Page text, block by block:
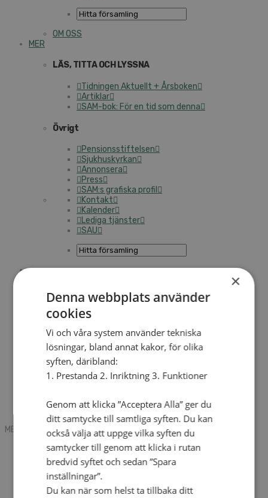
OM OSS
MER
LÄS, TITTA OCH LYSSNA
Tidningen Aktuellt + Årsboken
Artiklar
SAM-bok: För en tid som denna
Övrigt
Pensionsstiftelsen
Sjukhuskyrkan
Annonsera
Press
SAM:s grafiska profil
Kontakt
Kalender
Lediga tjänster
SAU
Mobile box
Kontakt
Tidning
Annonsera
Hitta församling
Press
SAU
Lediga tjänster
Sommargårdar
MENU
MENU
Search mobile
English
Hej! Vad söker du?
Kontakt
Kalender
×
Denna webbplats använder
cookies
Vi och våra system använder tekniska
lösningar, bland annat kakor, för olika
syften, däribland:
1. Prestanda 2. Inriktning 3. Funktioner
Genom att klicka ”Acceptera Alla” ger du
ditt samtycke till samtliga syften. Du kan
också välja att uppge vilka syften du
samtycker till genom att klicka i rutan
bredvid syftet och sedan ”Spara
inställningar”.
Du kan när som helst ta tillbaka ditt